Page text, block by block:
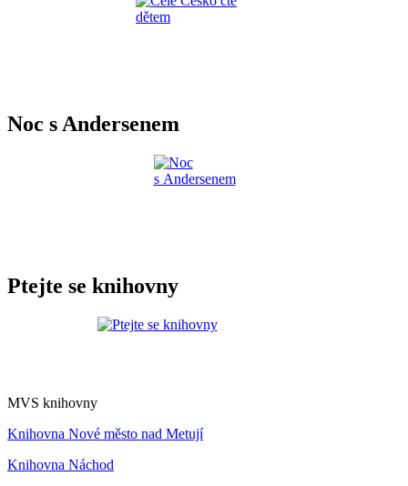
Noc s Andersenem
Ptejte se knihovny
MVS knihovny
Knihovna Nové město nad Metují
Knihovna Náchod